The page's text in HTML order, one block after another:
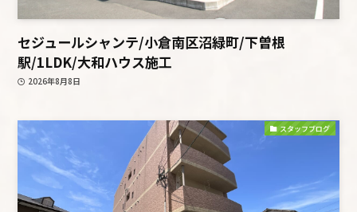
セジュールシャンテ/小倉南区沼緑町/下曽根
駅/1LDK/大和ハウス施工
2026年8月8日
スタッフブログ